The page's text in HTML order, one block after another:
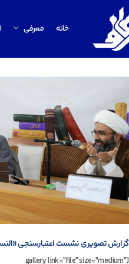
خانه معرفی
گزارش تصویری نشست اعتبارسنجی
[gallery link="file" size="medium"